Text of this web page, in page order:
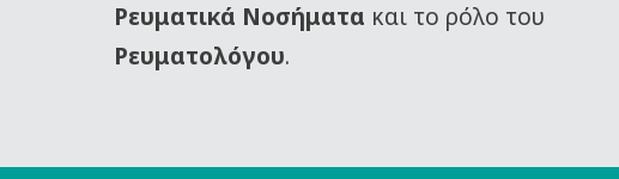
Ρευματικά Νοσήματα και το ρόλο του
Ρευματολόγου.